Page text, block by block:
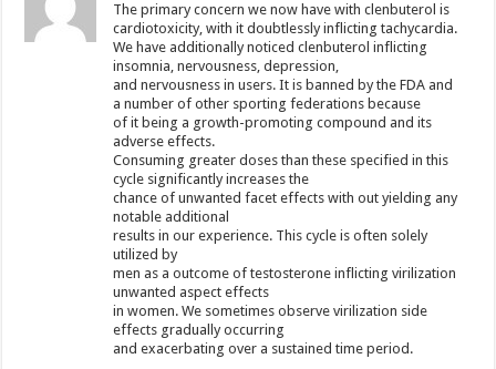
The primary concern we now have with clenbuterol is
cardiotoxicity, with it doubtlessly inflicting tachycardia.
We have additionally noticed clenbuterol inflicting
insomnia, nervousness, depression,
and nervousness in users. It is banned by the FDA and
a number of other sporting federations because
of it being a growth-promoting compound and its
adverse effects.
Consuming greater doses than these specified in this
cycle significantly increases the
chance of unwanted facet effects with out yielding any
notable additional
results in our experience. This cycle is often solely
utilized by
men as a outcome of testosterone inflicting virilization
unwanted aspect effects
in women. We sometimes observe virilization side
effects gradually occurring
and exacerbating over a sustained time period.